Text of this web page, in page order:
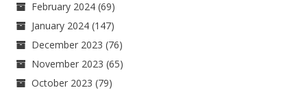
February 2024 (69)
January 2024 (147)
December 2023 (76)
November 2023 (65)
October 2023 (79)